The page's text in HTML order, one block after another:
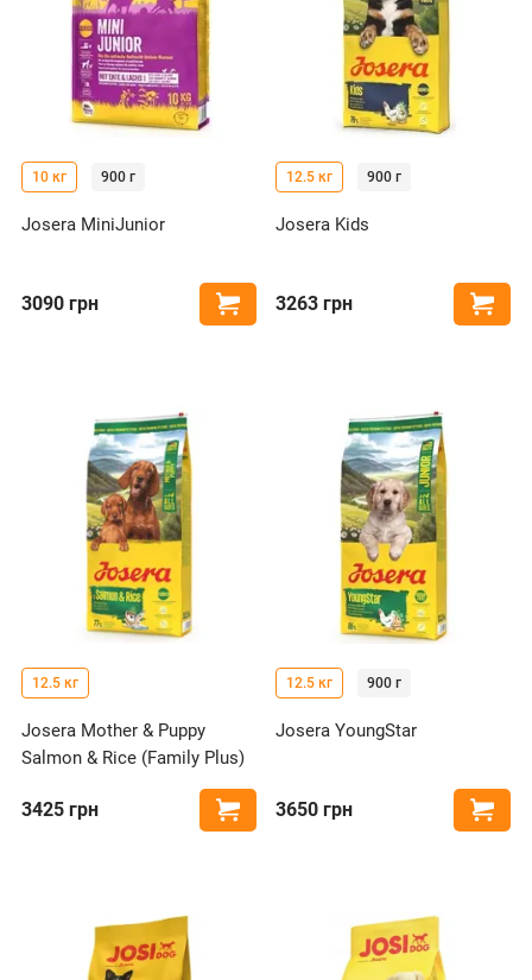
10 кг 900 г
Josera MiniJunior
3090 грн Купить
12.5 кг 900 г
Josera Kids
3263 грн
12.5 кг
Josera Mother & Puppy
Salmon & Rice (Family Plus)
3425 грн Купить
12.5 кг 900 г
Josera YoungStar
3650 грн